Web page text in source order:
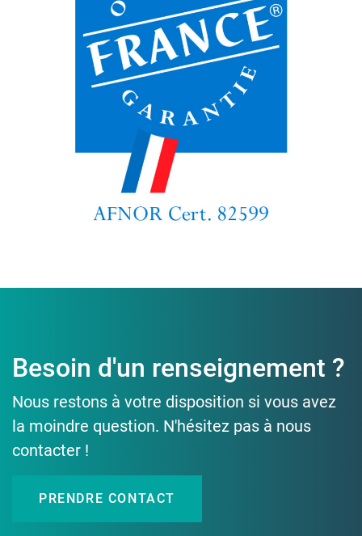
Besoin d'un renseignement ?
Nous restons à votre disposition si vous avez
la moindre question. N'hésitez pas à nous
contacter !
PRENDRE CONTACT